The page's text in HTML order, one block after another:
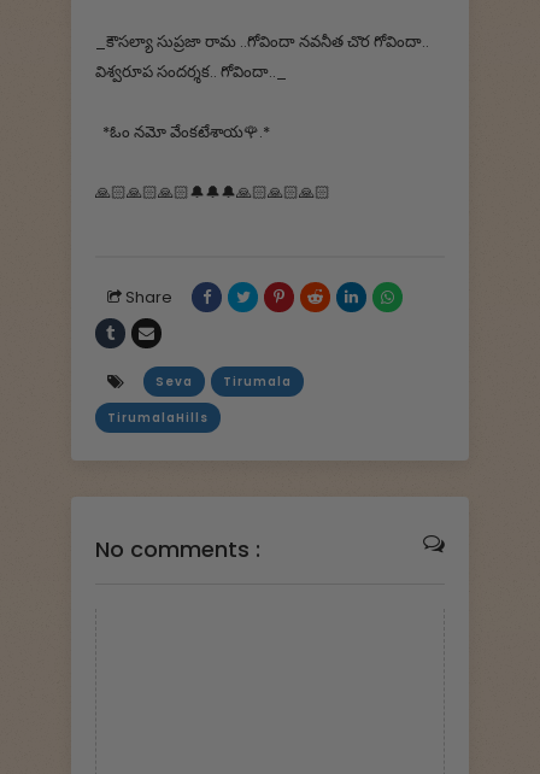
_కౌసల్యా సుప్రజా రామ ..గోవిందా నవనీత చొర గోవిందా..
విశ్వరూప సందర్శక.. గోవిందా.._
*ఓం నమో వేంకటేశాయ🌹.*
🙏🏻🙏🏻🙏🏻🔔🔔🔔🙏🏻🙏🏻🙏🏻
Share
Seva Tirumala
TirumalaHills
No comments :